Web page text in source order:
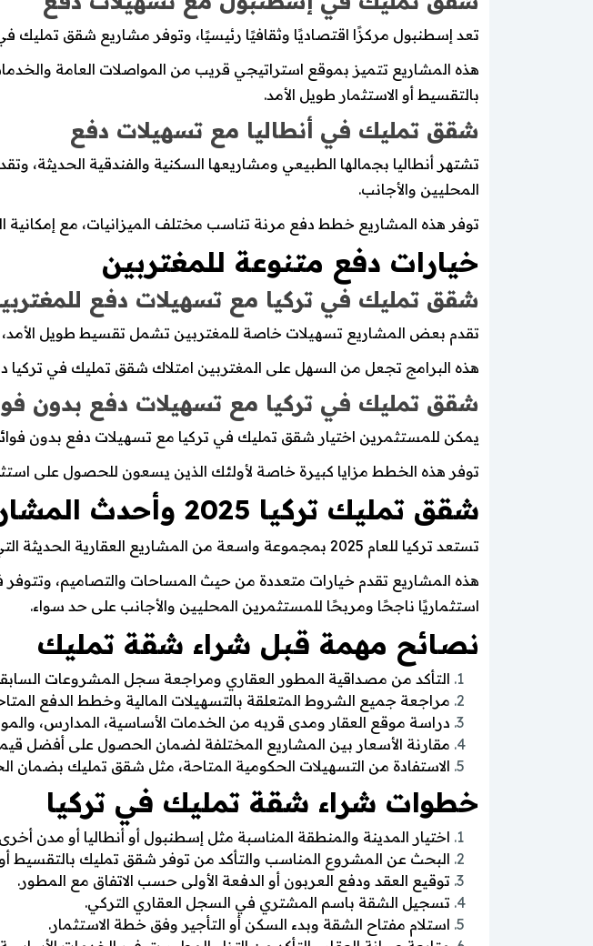
تعد إسطنبول مركزًا اقتصاديًا وثقافيًا رئيسيًا، وتوفر مشاريع شقق
هذه المشاريع تتميز بموقع استراتيجي قريب من المواصلات العامة
بالتقسيط أو الاستثمار طويل الأمد.
شقق تمليك في أنطاليا مع تسهيلات دفع
تشتهر أنطاليا بجمالها الطبيعي ومشاريعها السكنية والفندقية
المحليين والأجانب.
توفر هذه المشاريع خطط دفع مرنة تناسب مختلف الميزانيات، مع
خيارات دفع متنوعة للمغتربين
شقق تمليك في تركيا مع تسهيلات دفع
تقدم بعض المشاريع تسهيلات خاصة للمغتربين تشمل تقسيط طويل
هذه البرامج تجعل من السهل على المغتربين امتلاك شقق تمليك في تركيا
شقق تمليك في تركيا مع تسهيلات دفع بدون
يمكن للمستثمرين اختيار شقق تمليك في تركيا مع تسهيلات دفع بدون
توفر هذه الخطط مزايا كبيرة خاصة لأولئك الذين يسعون للحصول على
شقق تمليك تركيا 2025 وأحدث المشاريع
تستعد تركيا للعام 2025 بمجموعة واسعة من المشاريع العقارية الحديثة التي تشمل شقق تمليك تركيا 2025 في مجمعات سكنية متكاملة الخدمات.
هذه المشاريع تقدم خيارات متعددة من حيث المساحات والتصاميم،
استثماريًا ناجحًا ومربحًا للمستثمرين المحليين والأجانب على حد سواء.
نصائح مهمة قبل شراء شقة تمليك
التأكد من مصداقية المطور العقاري ومراجعة سجل المشروعات
مراجعة جميع الشروط المتعلقة بالتسهيلات المالية وخطط الدفع
دراسة موقع العقار ومدى قربه من الخدمات الأساسية، المدارس،
مقارنة الأسعار بين المشاريع المختلفة لضمان الحصول على أفضل
الاستفادة من التسهيلات الحكومية المتاحة، مثل شقق تمليك بضمان
خطوات شراء شقة تمليك في تركيا
اختيار المدينة والمنطقة المناسبة مثل إسطنبول أو أنطاليا أو مدن
البحث عن المشروع المناسب والتأكد من توفر شقق تمليك بالتقسيط
توقيع العقد ودفع العربون أو الدفعة الأولى حسب الاتفاق مع المطور.
تسجيل الشقة باسم المشتري في السجل العقاري التركي.
استلام مفتاح الشقة وبدء السكن أو التأجير وفق خطة الاستثمار.